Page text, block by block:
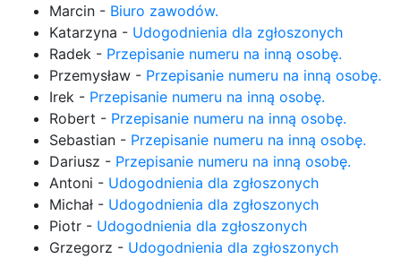
Marcin - Biuro zawodów.
Katarzyna - Udogodnienia dla zgłoszonych
Radek - Przepisanie numeru na inną osobę.
Przemysław - Przepisanie numeru na inną osobę.
Irek - Przepisanie numeru na inną osobę.
Robert - Przepisanie numeru na inną osobę.
Sebastian - Przepisanie numeru na inną osobę.
Dariusz - Przepisanie numeru na inną osobę.
Antoni - Udogodnienia dla zgłoszonych
Michał - Udogodnienia dla zgłoszonych
Piotr - Udogodnienia dla zgłoszonych
Grzegorz - Udogodnienia dla zgłoszonych